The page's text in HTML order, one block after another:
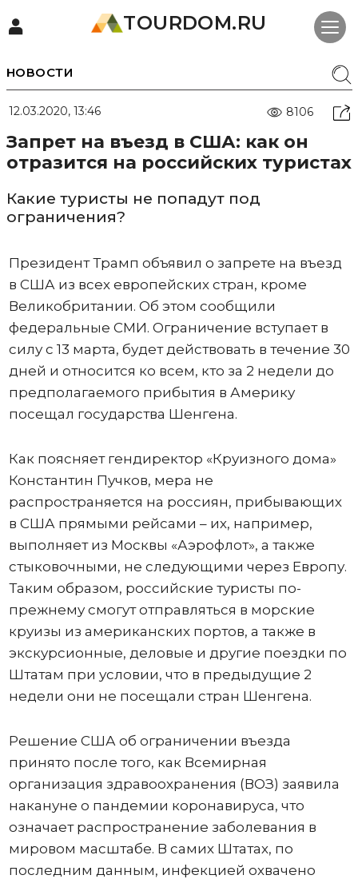
TOURDOM.RU
НОВОСТИ
12.03.2020, 13:46 8106
Запрет на въезд в США: как он
отразится на российских туристах
Какие туристы не попадут под
ограничения?
Президент Трамп объявил о запрете на въезд
в США из всех европейских стран, кроме
Великобритании. Об этом сообщили
федеральные СМИ. Ограничение вступает в
силу с 13 марта, будет действовать в течение 30
дней и относится ко всем, кто за 2 недели до
предполагаемого прибытия в Америку
посещал государства Шенгена.
Как поясняет гендиректор «Круизного дома»
Константин Пучков, мера не
распространяется на россиян, прибывающих
в США прямыми рейсами – их, например,
выполняет из Москвы «Аэрофлот», а также
стыковочными, не следующими через Европу.
Таким образом, российские туристы по-
прежнему смогут отправляться в морские
круизы из американских портов, а также в
экскурсионные, деловые и другие поездки по
Штатам при условии, что в предыдущие 2
недели они не посещали стран Шенгена.
Решение США об ограничении въезда
принято после того, как Всемирная
организация здравоохранения (ВОЗ) заявила
накануне о пандемии коронавируса, что
означает распространение заболевания в
мировом масштабе. В самих Штатах, по
последним данным, инфекцией охвачено